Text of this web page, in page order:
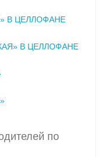
В ЦЕЛЛОФАНЕ
В ЦЕЛЛОФАНЕ
по